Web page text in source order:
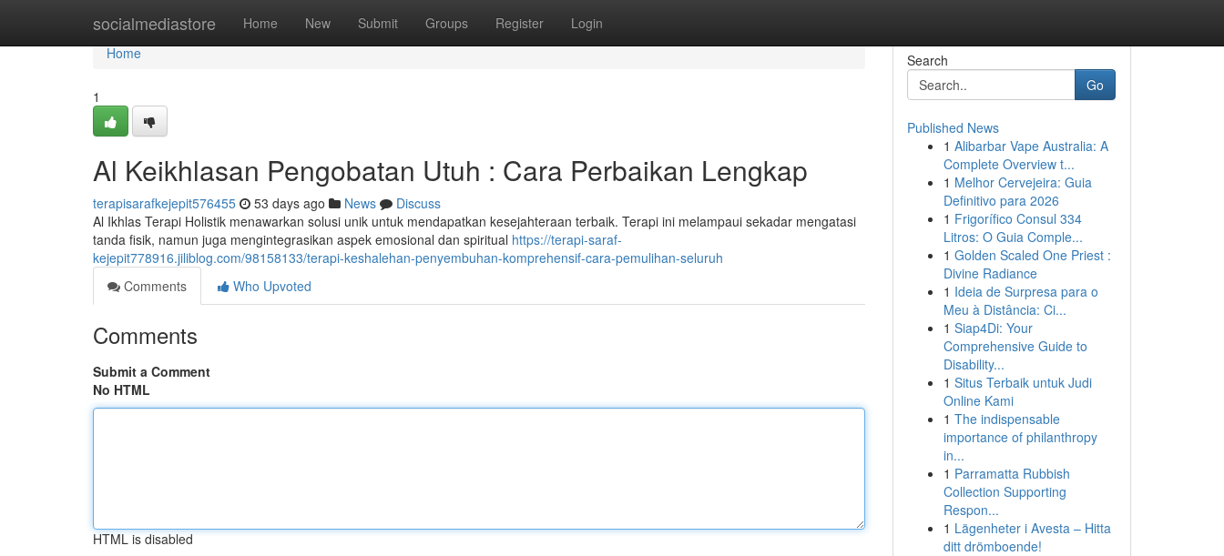
socialmediastore Home New Submit Groups Register Login
Home
Home
1
Al Keikhlasan Pengobatan Utuh : Cara Perbaikan Lengkap
terapisarafkejepit576455 53 days ago News
Discuss
Al Ikhlas Terapi Holistik menawarkan solusi unik untuk mendapatkan kesejahteraan terbaik. Terapi ini melampaui sekadar mengatasi
tanda fisik, namun juga mengintegrasikan aspek emosional dan spiritual https://terapi-saraf-
kejepit778916.jiliblog.com/98158133/terapi-keshalehan-penyembuhan-komprehensif-cara-pemulihan-seluruh
Comments
Who Upvoted
Comments
Submit a Comment
No HTML
HTML is disabled
Search
Go
Published News
1 Alibarbar Vape Australia: A
Complete Overview t...
1 Melhor Cervejeira: Guia
Definitivo para 2026
1 Frigorífico Consul 334
Litros: O Guia Comple...
1 Golden Scaled One Priest :
Divine Radiance
1 Ideia de Surpresa para o
Meu à Distância: Ci...
1 Siap4Di: Your
Comprehensive Guide to
Disability...
1 Situs Terbaik untuk Judi
Online Kami
1 The indispensable
importance of philanthropy
in...
1 Parramatta Rubbish
Collection Supporting
Respon...
1 Lägenheter i Avesta – Hitta
ditt drömboende!